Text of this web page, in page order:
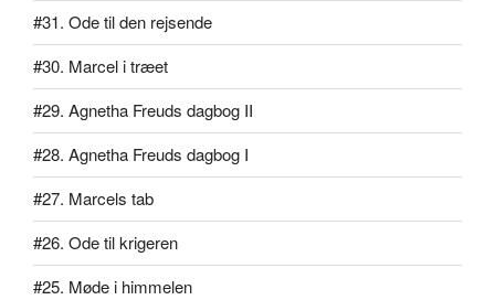
#31. Ode til den rejsende
#30. Marcel i træet
#29. Agnetha Freuds dagbog II
#28. Agnetha Freuds dagbog I
#27. Marcels tab
#26. Ode til krigeren
#25. Møde i himmelen